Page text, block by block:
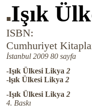
■Işık
ISBN:
Cumhuriyet
İstanbul 2009 80 sayfa
-Işık Ülkesi Likya 2
-lşık Ülkesi Likya 2
-Işık Ülkesi Likya 2
4. Baskı